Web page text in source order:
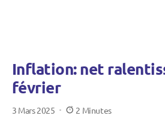
Inflation: net
février
3 Mars 2025 2 Minutes